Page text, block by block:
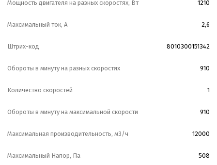
Мощность двигателя на разных скоростях, Вт 1210
Максимальный ток, А 2,6
Штрих-код 8010300151342
Обороты в минуту на разных скоростях 910
Количество скоростей 1
Обороты в минуту на максимальной скорости 910
Максимальная производительность, м3/ч 12000
Максимальный Напор, Па 508